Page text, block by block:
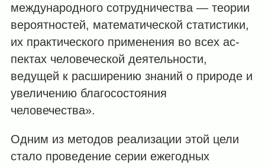
международного сотрудничества — теории
вероятностей, математической статистики,
их практического применения во всех ас­
пектах человеческой деятельности,
ведущей к расширению знаний о природе и
увели­чению благосостояния
человечества».
Одним из методов реализации этой цели
стало проведение серии ежегодных